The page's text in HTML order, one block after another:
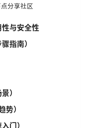
分享社区
与安全性
指南）
）
）
门）